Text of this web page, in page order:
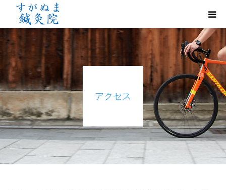
アクセス
初めての方へ
診療案内
トリガーポイント鍼治療
よくあるご質問
ご予約・お問い合わせ